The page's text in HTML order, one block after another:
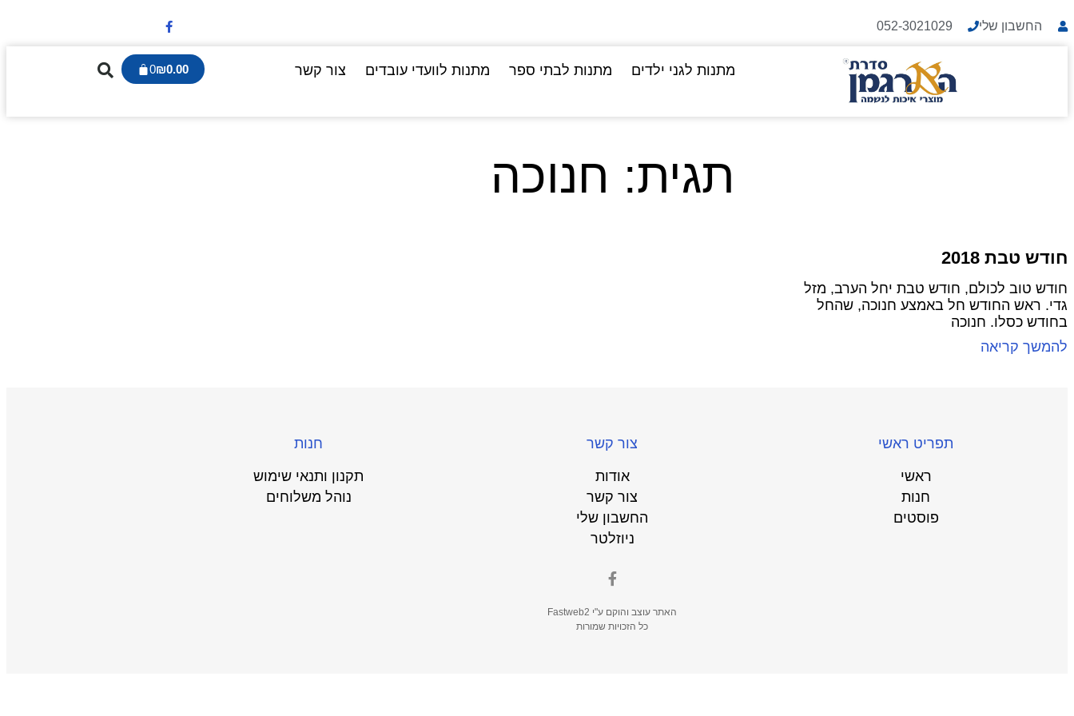
החשבון שלי 052-3021029
מתנות לגני ילדים מתנות לבתי ספר מתנות לוועדי עובדים צור קשר ₪0.00
0
תגית: חנוכה
חודש טבת 2018
חודש טוב לכולם, חודש טבת יחל הערב, מזל
גדי. ראש החודש חל באמצע חנוכה, שהחל
בחודש כסלו. חנוכה
להמשך קריאה
תפריט ראשי
ראשי
חנות
פוסטים
צור קשר
אודות
צור קשר
החשבון שלי
ניוזלטר
חנות
תקנון ותנאי שימוש
נוהל משלוחים
האתר עוצב והוקם ע"י Fastweb2
כל הזכויות שמורות